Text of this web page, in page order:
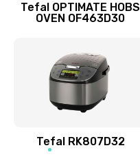
Tefal OPTIMATE HOBS
OVEN OF463D30
Tefal RK807D32